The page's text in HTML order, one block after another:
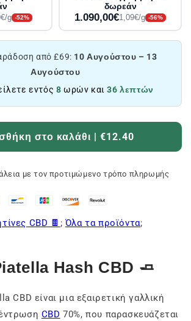
g -52%
δωρεάν
1.090,00€1,09€/g -56%
από £69: 10 Αυγούστου – 13
Αυγούστου
εντός 8 ωρών και36 λεπτών
στο καλάθι | €12.40
με τον προτιμώμενο τρόπο πληρωμής
CBD 🍫 ; Όλα τα προϊόντα;
Hash CBD 🧈
CBD είναι μια εξαιρετική γαλλική
CBD 70%, που παρασκευάζεται